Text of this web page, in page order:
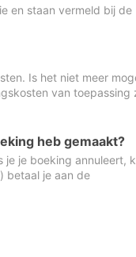
en staan vermeld bij de
Is het niet meer
van toepassing
heb gemaakt?
je boeking annuleert,
betaal je aan de